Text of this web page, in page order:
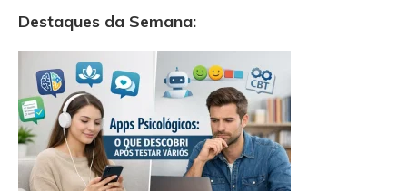
Destaques da Semana: